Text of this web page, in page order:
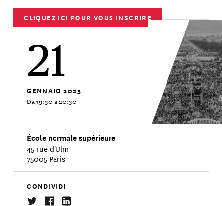
CLIQUEZ ICI POUR VOUS INSCRIRE
21
GENNAIO 2025
Da 19:30 a 20:30
École normale supérieure
45 rue d'Ulm
75005 Paris
CONDIVIDI